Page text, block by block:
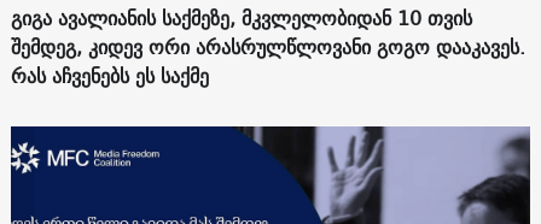
გიგა ავალიანის საქმეზე, მკვლელობიდან 10 თვის
შემდეგ, კიდევ ორი არასრულწლოვანი გოგო დააკავეს.
რას აჩვენებს ეს საქმე